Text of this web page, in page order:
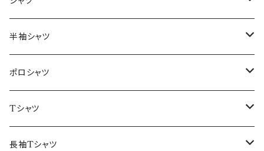
46/M
48/L
50/XL～
～44/S
46/M
48/L
50/XL～
半袖シャツ
～44/S
46/M
48/L
ポロシャツ
～44/S
46/M
Tシャツ
～44/S
長袖Tシャツ